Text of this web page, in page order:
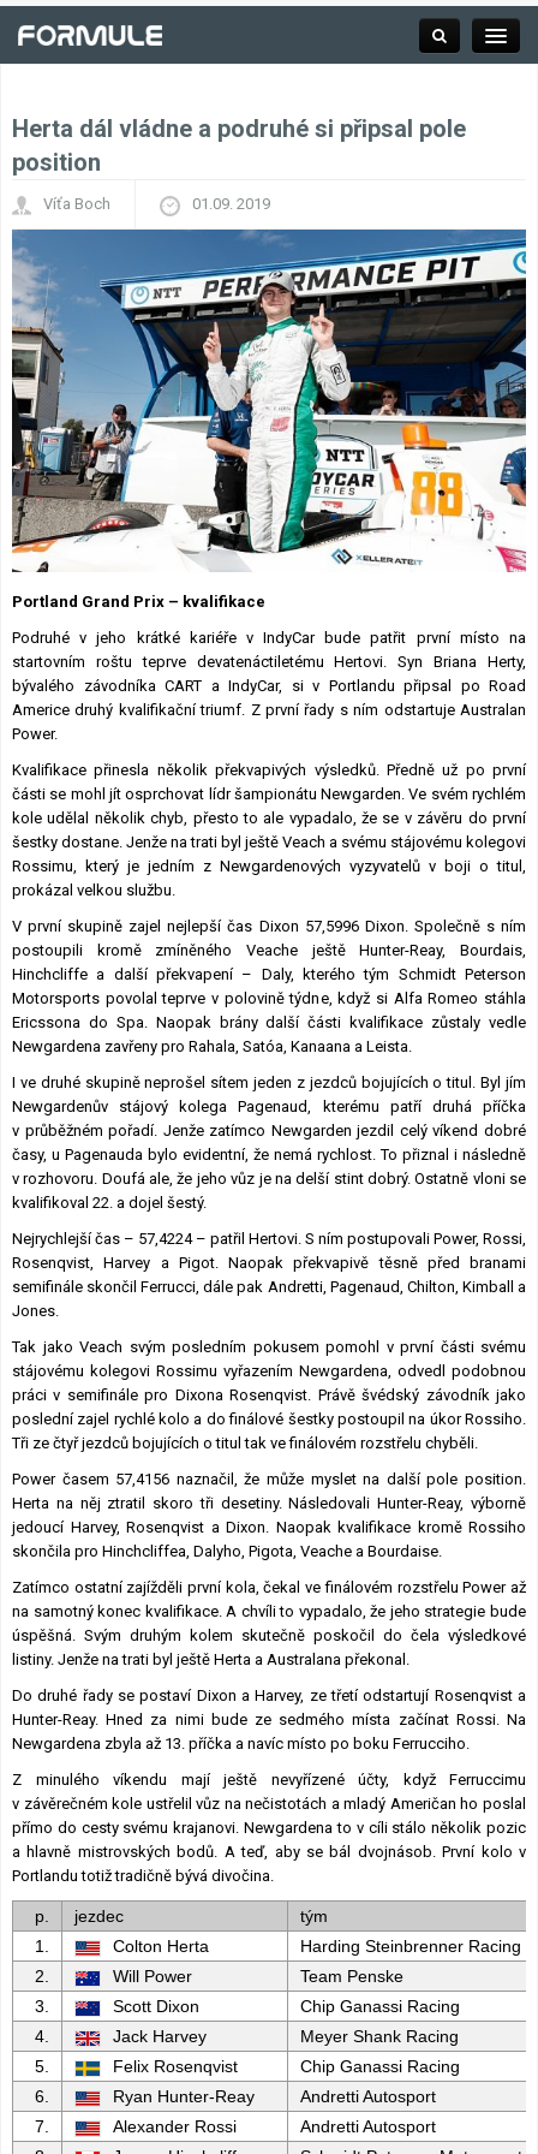
Závodní série
Kalendář F1
Výsledky F1
Týmy a jezdci F1
Okruhy F1
Lexikon F1
Herta dál vládne a podruhé si připsal pole
position
Víťa Boch 01.09. 2019
Portland Grand Prix – kvalifikace
Podruhé v jeho krátké kariéře v IndyCar bude patřit první místo na
startovním roštu teprve devatenáctiletému Hertovi. Syn Briana Herty,
bývalého závodníka CART a IndyCar, si v Portlandu připsal po Road
Americe druhý kvalifikační triumf. Z první řady s ním odstartuje Australan
Power.
Kvalifikace přinesla několik překvapivých výsledků. Předně už po první
části se mohl jít osprchovat lídr šampionátu Newgarden. Ve svém rychlém
kole udělal několik chyb, přesto to ale vypadalo, že se v závěru do první
šestky dostane. Jenže na trati byl ještě Veach a svému stájovému kolegovi
Rossimu, který je jedním z Newgardenových vyzyvatelů v boji o titul,
prokázal velkou službu.
V první skupině zajel nejlepší čas Dixon 57,5996 Dixon. Společně s ním
postoupili kromě zmíněného Veache ještě Hunter-Reay, Bourdais,
Hinchcliffe a další překvapení – Daly, kterého tým Schmidt Peterson
Motorsports povolal teprve v polovině týdne, když si Alfa Romeo stáhla
Ericssona do Spa. Naopak brány další části kvalifikace zůstaly vedle
Newgardena zavřeny pro Rahala, Satóa, Kanaana a Leista.
I ve druhé skupině neprošel sítem jeden z jezdců bojujících o titul. Byl jím
Newgardenův stájový kolega Pagenaud, kterému patří druhá příčka
v průběžném pořadí. Jenže zatímco Newgarden jezdil celý víkend dobré
časy, u Pagenauda bylo evidentní, že nemá rychlost. To přiznal i následně
v rozhovoru. Doufá ale, že jeho vůz je na delší stint dobrý. Ostatně vloni se
kvalifikoval 22. a dojel šestý.
Nejrychlejší čas – 57,4224 – patřil Hertovi. S ním postupovali Power, Rossi,
Rosenqvist, Harvey a Pigot. Naopak překvapivě těsně před branami
semifinále skončil Ferrucci, dále pak Andretti, Pagenaud, Chilton, Kimball a
Jones.
Tak jako Veach svým posledním pokusem pomohl v první části svému
stájovému kolegovi Rossimu vyřazením Newgardena, odvedl podobnou
práci v semifinále pro Dixona Rosenqvist. Právě švédský závodník jako
poslední zajel rychlé kolo a do finálové šestky postoupil na úkor Rossiho.
Tři ze čtyř jezdců bojujících o titul tak ve finálovém rozstřelu chyběli.
Power časem 57,4156 naznačil, že může myslet na další pole position.
Herta na něj ztratil skoro tři desetiny. Následovali Hunter-Reay, výborně
jedoucí Harvey, Rosenqvist a Dixon. Naopak kvalifikace kromě Rossiho
skončila pro Hinchcliffea, Dalyho, Pigota, Veache a Bourdaise.
Zatímco ostatní zajížděli první kola, čekal ve finálovém rozstřelu Power až
na samotný konec kvalifikace. A chvíli to vypadalo, že jeho strategie bude
úspěšná. Svým druhým kolem skutečně poskočil do čela výsledkové
listiny. Jenže na trati byl ještě Herta a Australana překonal.
Do druhé řady se postaví Dixon a Harvey, ze třetí odstartují Rosenqvist a
Hunter-Reay. Hned za nimi bude ze sedmého místa začínat Rossi. Na
Newgardena zbyla až 13. příčka a navíc místo po boku Ferrucciho.
Z minulého víkendu mají ještě nevyřízené účty, když Ferruccimu
v závěrečném kole ustřelil vůz na nečistotách a mladý Američan ho poslal
přímo do cesty svému krajanovi. Newgardena to v cíli stálo několik pozic
a hlavně mistrovských bodů. A teď, aby se bál dvojnásob. První kolo v
Portlandu totiž tradičně bývá divočina.
p. jezdec
tým
1.
Colton Herta
Harding Steinbrenner Racing
2.
Will Power
Team Penske
3.
Scott Dixon
Chip Ganassi Racing
4.
Jack Harvey
Meyer Shank Racing
5.
Felix Rosenqvist
Chip Ganassi Racing
6.
Ryan Hunter-Reay
Andretti Autosport
7.
Alexander Rossi
Andretti Autosport